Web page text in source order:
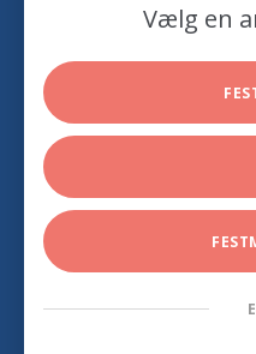
Vælg en